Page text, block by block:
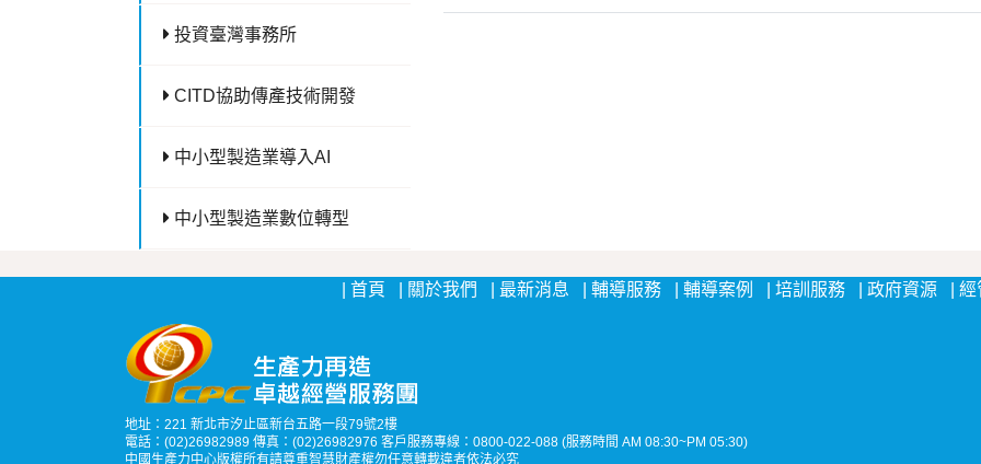
投資臺灣事務所
CITD協助傳產技術開發
中小型製造業導入AI
中小型製造業數位轉型
:::
首頁 關於我們 最新消息 輔導服務 輔導案例 培訓服務 政府資源 經
地址：221 新北市汐止區新台五路一段79號2樓
電話：(02)26982989 傳真：(02)26982976 客戶服務專線：0800-022-088 (服務時間 AM 08:30~PM 05:30)
中國生產力中心版權所有請尊重智慧財產權勿任意轉載違者依法必究